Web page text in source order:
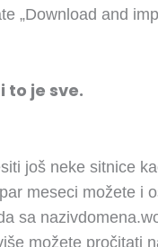
„Download and
to je sve.
još neke sitnice
meseci možete i
sa
možete pročitati